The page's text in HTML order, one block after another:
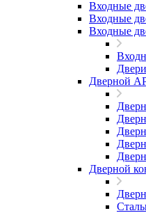
Входные
Входные
Входные
Дверной
Дверной